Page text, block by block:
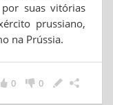
suas vitórias
prussiano,
na Prússia.
0
0